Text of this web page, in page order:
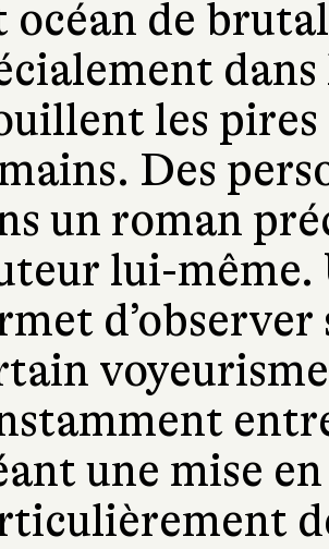
océan de
les
Des
un roman
lui-
une mise